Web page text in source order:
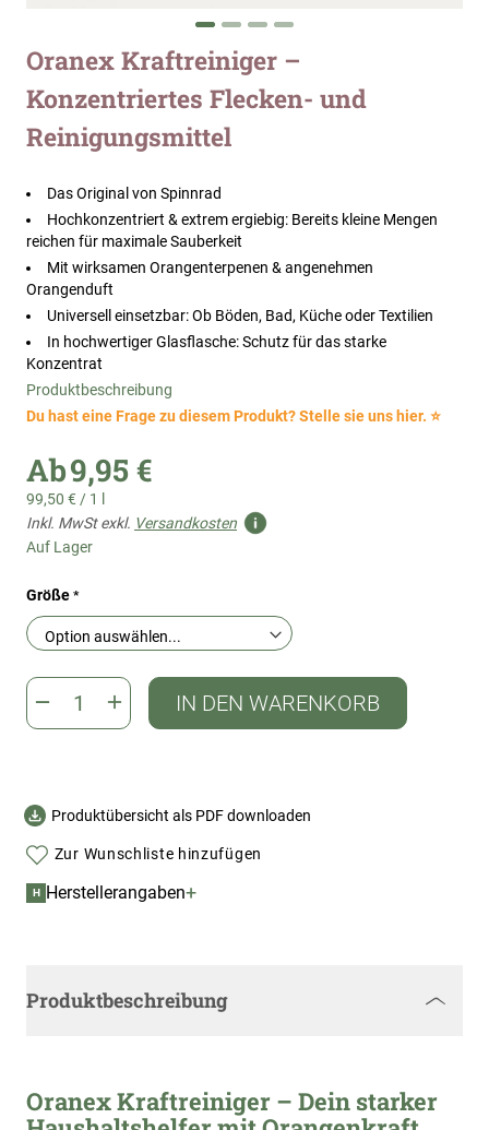
Zum
Anfang
der
springen
Oranex Kraftreiniger –
Konzentriertes Flecken- und
Reinigungsmittel
Das Original von Spinnrad
Hochkonzentriert & extrem ergiebig: Bereits kleine Mengen
reichen für maximale Sauberkeit
Mit wirksamen Orangenterpenen & angenehmen
Orangenduft
Universell einsetzbar: Ob Böden, Bad, Küche oder Textilien
In hochwertiger Glasflasche: Schutz für das starke
Konzentrat
Produktbeschreibung
Du hast eine Frage zu diesem Produkt? Stelle sie uns hier. ⭐
Ab9,95 €
99,50 € / 1 l
Inkl. MwSt exkl. Versandkosten
Auf Lager
Größe
IN DEN WARENKORB
Produktübersicht als PDF downloaden
Zur Wunschliste hinzufügen
H Herstellerangaben+
Produktbeschreibung
Oranex Kraftreiniger – Dein starker